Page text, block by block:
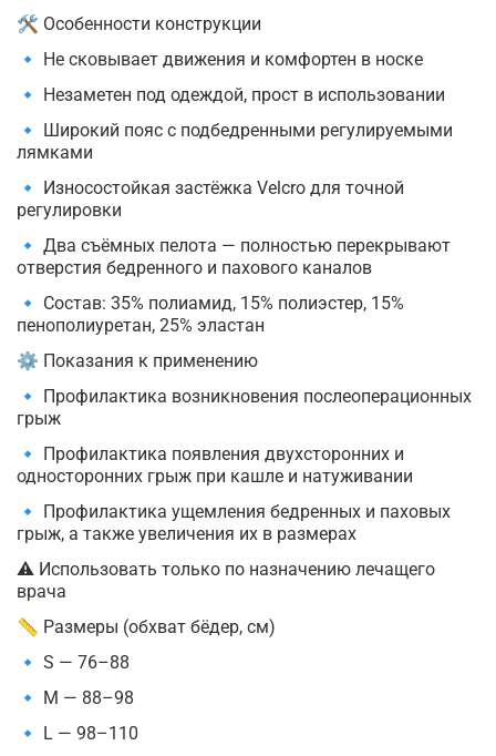
🛠 Особенности конструкции
🔹 Не сковывает движения и комфортен в носке
🔹 Незаметен под одеждой, прост в использовании
🔹 Широкий пояс с подбедренными регулируемыми
лямками
🔹 Износостойкая застёжка Velcro для точной
регулировки
🔹 Два съёмных пелота — полностью перекрывают
отверстия бедренного и пахового каналов
🔹 Состав: 35% полиамид, 15% полиэстер, 15%
пенополиуретан, 25% эластан
⚙️ Показания к применению
🔹 Профилактика возникновения послеоперационных
грыж
🔹 Профилактика появления двухсторонних и
односторонних грыж при кашле и натуживании
🔹 Профилактика ущемления бедренных и паховых
грыж, а также увеличения их в размерах
⚠ Использовать только по назначению лечащего
врача
📏 Размеры (обхват бёдер, см)
🔹 S — 76–88
🔹 M — 88–98
🔹 L — 98–110